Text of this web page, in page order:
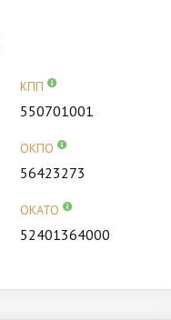
КПП
550701001
ОКПО
56423273
ОКАТО
52401364000